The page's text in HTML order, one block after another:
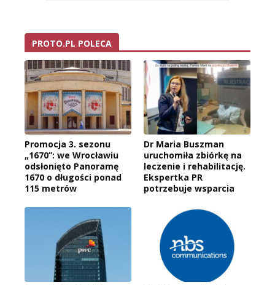
PROTO.PL POLECA
Promocja 3. sezonu
„1670”: we Wrocławiu
odsłonięto Panoramę
1670 o długości ponad
115 metrów
Dr Maria Buszman
uruchomiła zbiórkę na
leczenie i rehabilitację.
Ekspertka PR
potrzebuje wsparcia